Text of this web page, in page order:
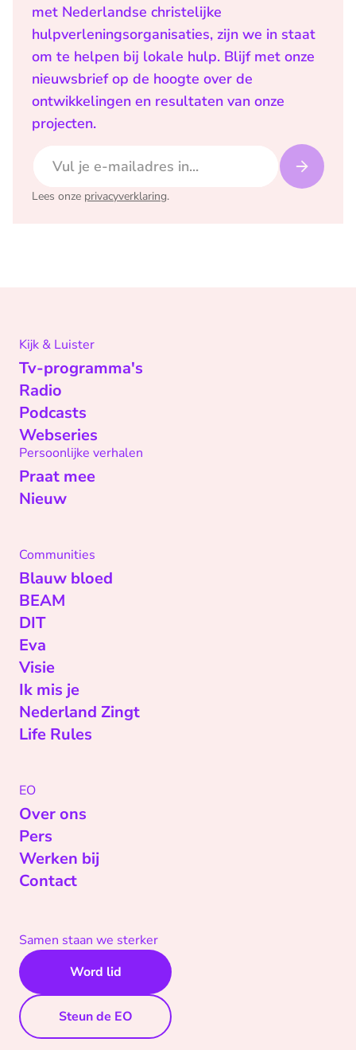
met Nederlandse christelijke
hulpverleningsorganisaties, zijn we in staat
om te helpen bij lokale hulp. Blijf met onze
nieuwsbrief op de hoogte over de
ontwikkelingen en resultaten van onze
projecten.
Lees onze privacyverklaring.
Kijk & Luister
Tv-programma's
Radio
Podcasts
Webseries
Persoonlijke verhalen
Praat mee
Nieuw
Communities
Blauw bloed
BEAM
DIT
Eva
Visie
Ik mis je
Nederland Zingt
Life Rules
EO
Over ons
Pers
Werken bij
Contact
Samen staan we sterker
Word lid
Steun de EO